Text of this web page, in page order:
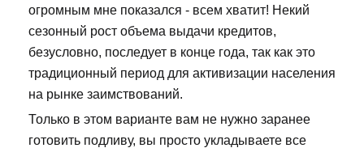
огромным мне показался - всем хватит! Некий
сезонный рост объема выдачи кредитов,
безусловно, последует в конце года, так как это
традиционный период для активизации населения
на рынке заимствований.
Только в этом варианте вам не нужно заранее
готовить подливу, вы просто укладываете все